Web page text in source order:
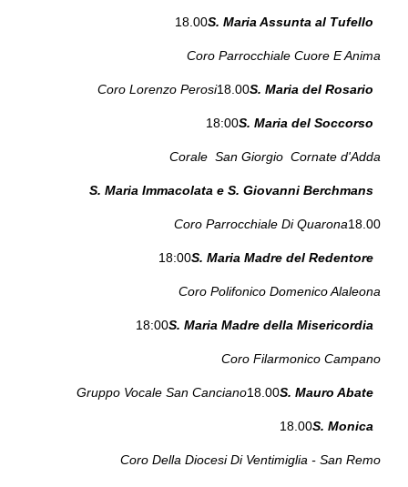
18.00
Coro Parrocchiale Cuore E Anima
18.00
Coro Lorenzo Perosi
18:00
Corale San Giorgio Cornate d'Adda
18.00
Coro Parrocchiale Di Quarona
18:00
Coro Polifonico Domenico Alaleona
18:00
Coro Filarmonico Campano
18.00
Gruppo Vocale San Canciano
18.00
Coro Della Diocesi Di Ventimiglia - San Remo